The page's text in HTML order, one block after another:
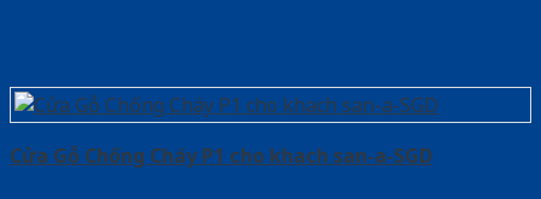
Cửa Gỗ Chống Cháy P1 cho khach san-a-SGD